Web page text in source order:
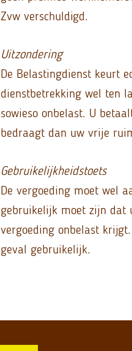
Zvw verschuldigd.
Uitzondering
De Belastingdienst keurt
dienstbetrekking wel ten
sowieso onbelast. U
bedraagt dan uw vrije
Gebruikelijkheidstoets
De vergoeding moet wel
gebruikelijk moet zijn dat
vergoeding onbelast
geval gebruikelijk.